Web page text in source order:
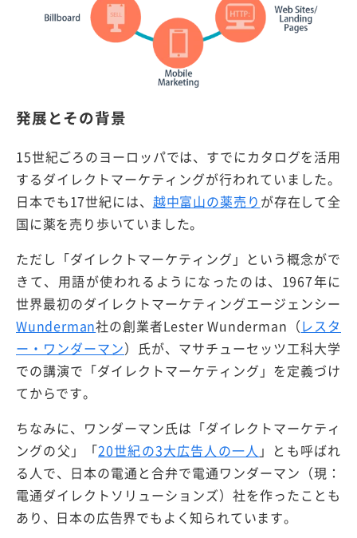
発展とその背景
15世紀ごろのヨーロッパでは、すでにカタログを活用
するダイレクトマーケティングが行われていました。
日本でも17世紀には、 越中富山の薬売り が存在して全
国に薬を売り歩いていました。
ただし「ダイレクトマーケティング」という概念がで
きて、用語が使われるようになったのは、1967年に
世界最初のダイレクトマーケティングエージェンシー
Wunderman社の創業者Lester Wunderman（レスタ
ー・ワンダーマン）氏が、マサチューセッツ工科大学
での講演で「ダイレクトマーケティング」を定義づけ
てからです。
ちなみに、ワンダーマン氏は「ダイレクトマーケティ
ングの父」「20世紀の3大広告人の一人 」とも呼ばれ
る人で、日本の電通と合弁で電通ワンダーマン（現：
電通ダイレクトソリューションズ）社を作ったことも
あり、日本の広告界でもよく知られています。